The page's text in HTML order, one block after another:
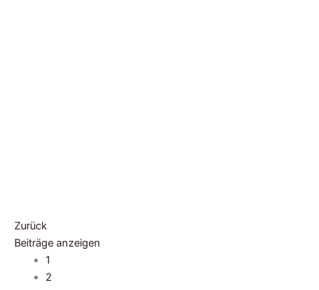
Zurück
Beiträge anzeigen
1
2